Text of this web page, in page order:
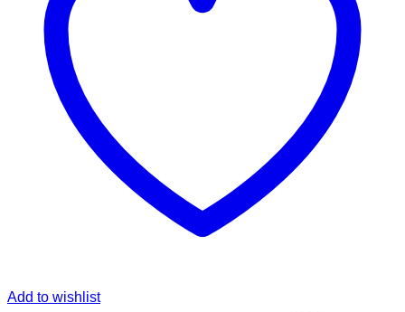
Add to wishlist